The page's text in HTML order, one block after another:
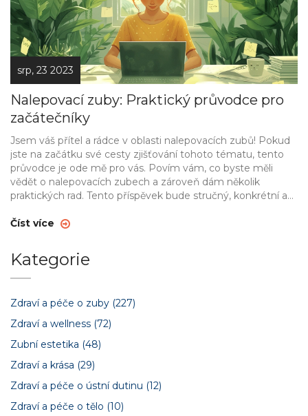
srp, 23 2023
Nalepovací zuby: Praktický průvodce pro
začátečníky
Jsem váš přítel a rádce v oblasti nalepovacích zubů! Pokud
jste na začátku své cesty zjišťování tohoto tématu, tento
průvodce je ode mě pro vás. Povím vám, co byste měli
vědět o nalepovacích zubech a zároveň dám několik
praktických rad. Tento příspěvek bude stručný, konkrétní a
Číst více
Kategorie
Zdraví a péče o zuby (227)
Zdraví a wellness (72)
Zubní estetika (48)
Zdraví a krása (29)
Zdraví a péče o ústní dutinu (12)
Zdraví a péče o tělo (10)